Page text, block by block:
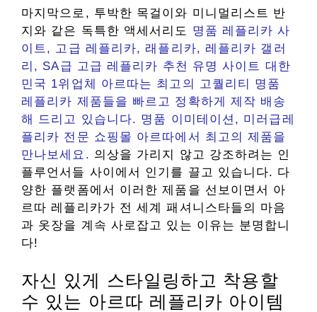
마지막으로, 투박한 목걸이와 미니멀리스트 반
지와 같은 독특한 액세서리도 명품 레플리카 사
이트, 고급 레플리카, 래플리카, 레플리카 갤러
리, SA급 고급 레플리카 추천 유명 사이트 대한
민국 1위업체 아르따는 최고의 고퀄리티 명품
레플리카 제품들을 빠르고 정확하게 제작 배송
해 드리고 있습니다. 명품 이미테이션, 미러급레
플리카 전문 쇼핑몰 아르따에서 최고의 제품을
만나보세요. 의상을 가리지 않고 강조하려는 인
플루언서들 사이에서 인기를 끌고 있습니다. 다
양한 플랫폼에서 이러한 제품을 선보이면서 아
르따 레플리카가 전 세계 패셔니스타들의 마음
과 옷장을 계속 사로잡고 있는 이유는 분명합니
다!
자신 있게 스타일링하고 착용할
수 있는 아르따 레플리카 아이템